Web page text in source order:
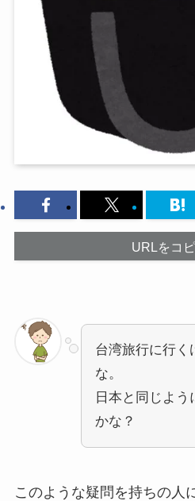
URLをコ
台湾旅行に行く
な。
日本と同じよ
かな？
このような疑問を持ちの人